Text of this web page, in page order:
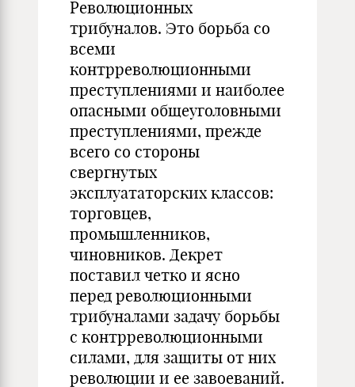
Революционных
трибуналов. Это борьба со
всеми
контрреволюционными
преступлениями и наиболее
опасными общеуголовными
преступлениями, прежде
всего со стороны
свергнутых
эксплуататорских классов:
торговцев,
промышленников,
чиновников. Декрет
поставил четко и ясно
перед революционными
трибуналами задачу борьбы
с контрреволюционными
силами, для защиты от них
революции и ее завоеваний.